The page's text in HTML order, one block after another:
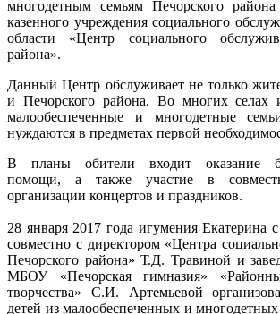
многодетным семьям Печорского района
казенного учреждения социального
области «Центр социального
района».
Данный Центр обслуживает не только
и Печорского района. Во многих селах
малообеспеченные и многодетные
нуждаются в предметах первой
В планы обители входит оказание
помощи, а также участие в
организации концертов и праздников.
28 января 2017 года игумения Екатерина
cовместно с директором «Центра
Печорского района» Т.Д. Травиной и
МБОУ «Печорская гимназия»
творчества» С.И. Артемьевой
детей из малообеспеченных и